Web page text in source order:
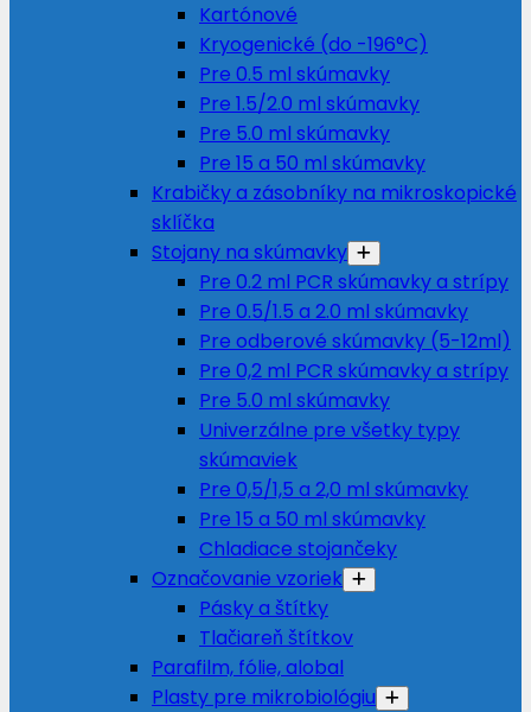
Kartónové
Kryogenické (do -196°C)
Pre 0.5 ml skúmavky
Pre 1.5/2.0 ml skúmavky
Pre 5.0 ml skúmavky
Pre 15 a 50 ml skúmavky
Krabičky a zásobníky na mikroskopické
sklíčka
Stojany na skúmavky
Pre 0.2 ml PCR skúmavky a strípy
Pre 0.5/1.5 a 2.0 ml skúmavky
Pre odberové skúmavky (5-12ml)
Pre 0,2 ml PCR skúmavky a strípy
Pre 5.0 ml skúmavky
Univerzálne pre všetky typy
skúmaviek
Pre 0,5/1,5 a 2,0 ml skúmavky
Pre 15 a 50 ml skúmavky
Chladiace stojančeky
Označovanie vzoriek
Pásky a štítky
Tlačiareň štítkov
Parafilm, fólie, alobal
Plasty pre mikrobiológiu